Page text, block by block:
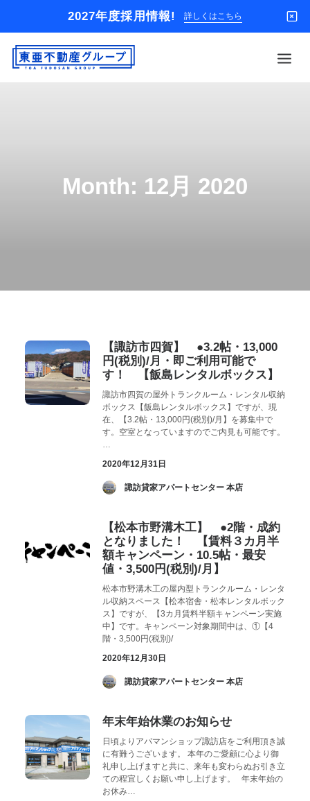
2027年度採用情報! 詳しくはこちら
オーナー様Month: 12月 2020
【諏訪市四賀】 ●3.2帖・13,000
円(税別)/月・即ご利用可能で
す！ 【飯島レンタルボックス】
諏訪市四賀の屋外トランクルーム・レンタル収納
ボックス【飯島レンタルボックス】ですが、現
在、【3.2帖・13,000円(税別)/月】を募集中で
す。空室となっていますのでご内見も可能です。
…
2020年12月31日
­ 諏訪貸家アパートセンター 本店
【松本市野溝木工】 ●2階・成約
となりました！ 【賃料３カ月半
額キャンペーン・10.5帖・最安
値・3,500円(税別)/月】
松本市野溝木工の屋内型トランクルーム・レンタ
ル収納スペース【松本宿舎・松本レンタルボック
ス】ですが、【3カ月賃料半額キャンペーン実施
中】です。キャンペーン対象期間中は、①【4
階・3,500円(税別)/
2020年12月30日
­ 諏訪貸家アパートセンター 本店
年末年始休業のお知らせ
日頃よりアパマンショップ諏訪店をご利用頂き誠
に有難うございます。 本年のご愛顧に心より御
礼申し上げますと共に、来年も変わらぬお引き立
ての程宜しくお願い申し上げます。 年末年始の
お休み…